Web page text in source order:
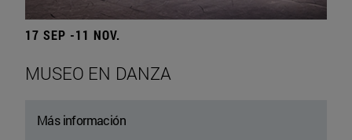
17 SEP -11 NOV.
MUSEO EN DANZA
Más información